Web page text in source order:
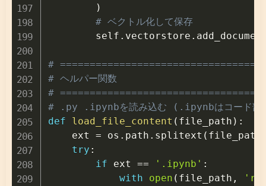
)
# ベクトル化して保存
        self
. vectorstore .
#
# ヘルパー関数
#
# .py .ipynbを読み込む (.ipynbはコード部
def
load_file_content ( file_path ) :
    ext
= os . path . splitext ( file_path
try :
if ext == '.ipynb' :
with
open ( file_path , 'r'